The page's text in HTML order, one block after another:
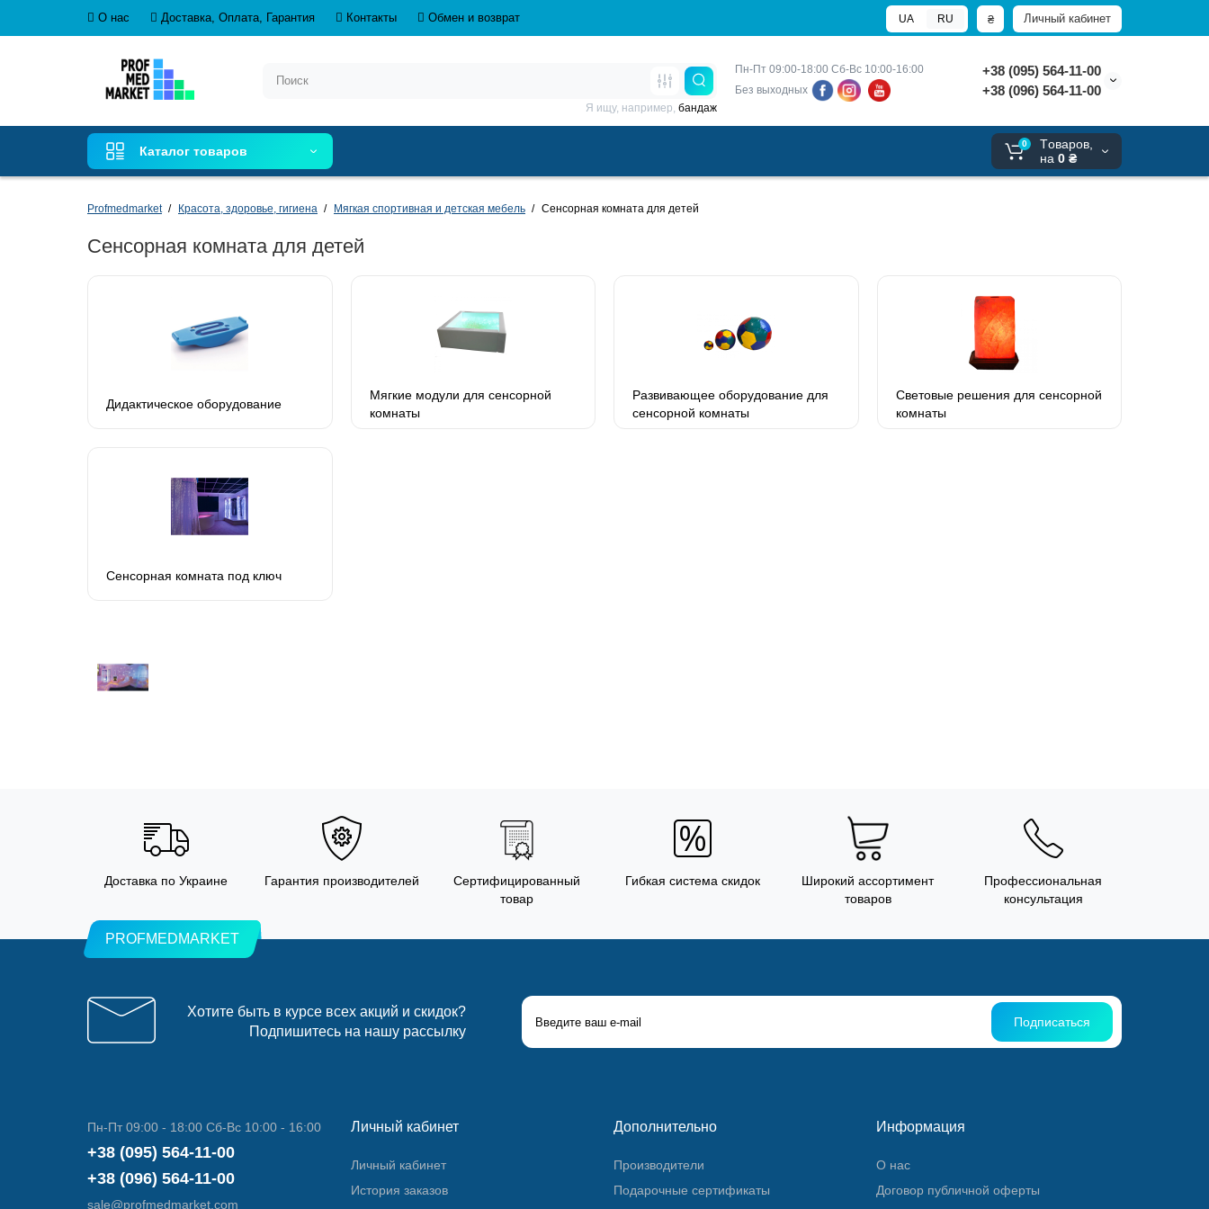
О нас Доставка, Оплата, Гарантия Контакты Обмен и возврат Личный кабинет
₴
UA RU
Пн-Пт 09:00-18:00 Сб-Вс 10:00-16:00
Без выходных
+38 (095) 564-11-00
+38 (096) 564-11-00
Я ищу, например, бандаж
Каталог товаров
0
Tоваров,
на 0 ₴
Profmedmarket Красота, здоровье, гигиена Мягкая спортивная и детская мебель Сенсорная комната для детей
Сенсорная комната для детей
Дидактическое оборудование
Мягкие модули для сенсорной
комнаты
Развивающее оборудование для
сенсорной комнаты
Световые решения для сенсорной
комнаты
Сенсорная комната под ключ
Доставка по Украине Гарантия производителей
Сертифицированный
товар
Гибкая система скидок
Широкий ассортимент
товаров
Профессиональная
консультация
PROFMEDMARKET
Хотите быть в курсе всех акций и скидок?
Подпишитесь на нашу рассылку
Подписаться
Пн-Пт 09:00 - 18:00 Сб-Вс 10:00 - 16:00
+38 (095) 564-11-00
+38 (096) 564-11-00
sale@profmedmarket.com
Личный кабинет
Личный кабинет
История заказов
Дополнительно
Производители
Подарочные сертификаты
Информация
О нас
Договор публичной оферты